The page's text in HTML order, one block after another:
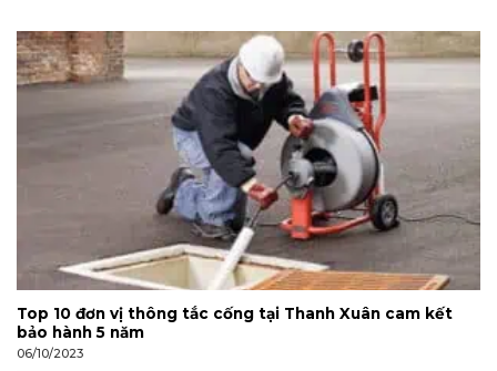
Top 10 đơn vị thông tắc cống tại Thanh Xuân cam kết
bảo hành 5 năm
06/10/2023